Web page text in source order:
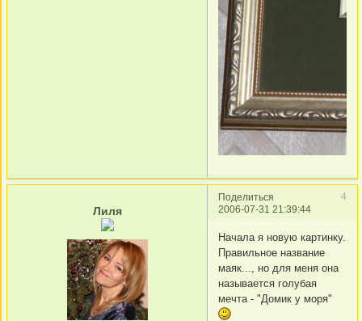
Поделиться
4
2006-07-31 21:39:44
Лиля
Начала я новую картинку.
Правильное название
маяк..., но для меня она
называется голубая
мечта - "Домик у моря"